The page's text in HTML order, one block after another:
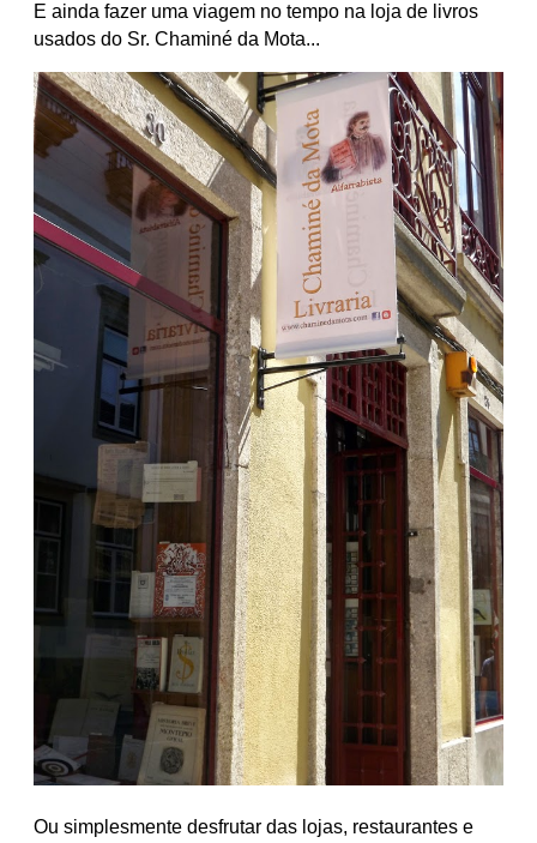
E ainda fazer uma viagem no tempo na loja de livros
usados do Sr. Chaminé da Mota...
Ou simplesmente desfrutar das lojas, restaurantes e